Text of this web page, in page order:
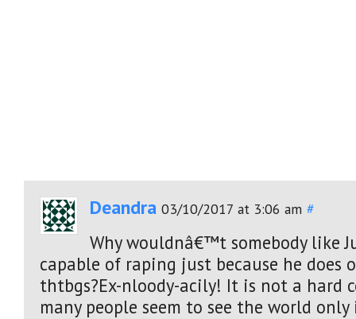
Deandra 03/10/2017 at 3:06 am #
Why wouldnâ€™t somebody like
capable of raping just because he does
thtbgs?Ex-nloody-acily! It is not a hard
many people seem to see the world